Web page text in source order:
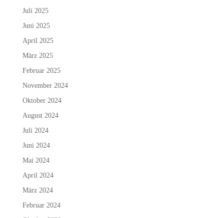
Juli 2025
Juni 2025
April 2025
März 2025
Februar 2025
November 2024
Oktober 2024
August 2024
Juli 2024
Juni 2024
Mai 2024
April 2024
März 2024
Februar 2024